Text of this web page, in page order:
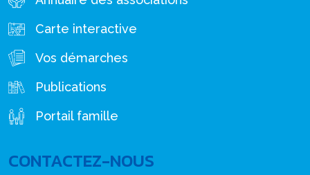
Carte interactive
Vos démarches
Publications
Portail famille
CONTACTEZ-NOUS